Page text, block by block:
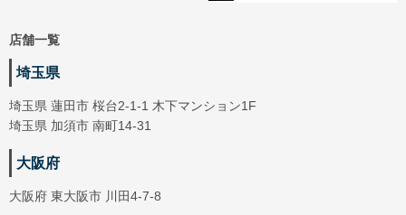
店舗一覧
埼玉県
埼玉県 蓮田市 桜台2-1-1 木下マンション1F
埼玉県 加須市 南町14-31
大阪府
大阪府 東大阪市 川田4-7-8